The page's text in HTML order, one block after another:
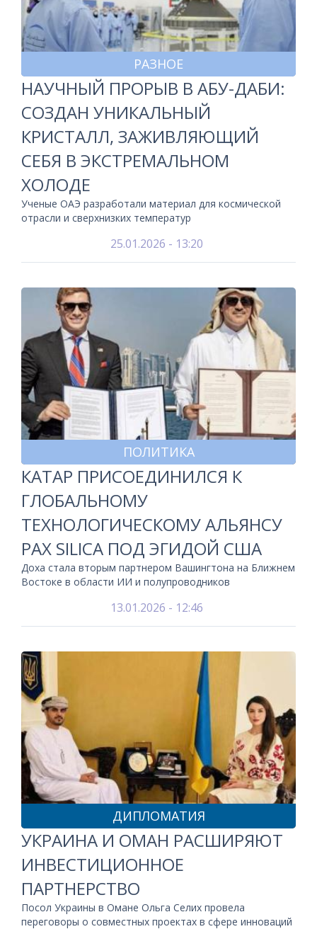
РАЗНОЕ
НАУЧНЫЙ ПРОРЫВ В АБУ-ДАБИ:
СОЗДАН УНИКАЛЬНЫЙ
КРИСТАЛЛ, ЗАЖИВЛЯЮЩИЙ
СЕБЯ В ЭКСТРЕМАЛЬНОМ
ХОЛОДЕ
Ученые ОАЭ разработали материал для космической
отрасли и сверхнизких температур
25.01.2026 - 13:20
ПОЛИТИКА
КАТАР ПРИСОЕДИНИЛСЯ К
ГЛОБАЛЬНОМУ
ТЕХНОЛОГИЧЕСКОМУ АЛЬЯНСУ
PAX SILICA ПОД ЭГИДОЙ США
Доха стала вторым партнером Вашингтона на Ближнем
Востоке в области ИИ и полупроводников
13.01.2026 - 12:46
ДИПЛОМАТИЯ
УКРАИНА И ОМАН РАСШИРЯЮТ
ИНВЕСТИЦИОННОЕ
ПАРТНЕРСТВО
Посол Украины в Омане Ольга Селих провела
переговоры о совместных проектах в сфере инноваций